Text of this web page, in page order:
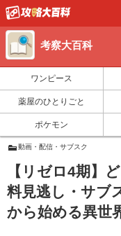
考察大百科
ワンピース
薬屋のひとりごと
ポケモン
動画・配信・サブスク
【リゼロ4期】
料見逃し・サブ
から始める異世